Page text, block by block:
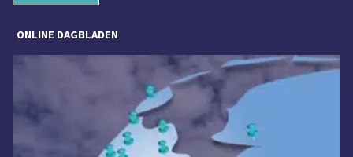
ONLINE DAGBLADEN